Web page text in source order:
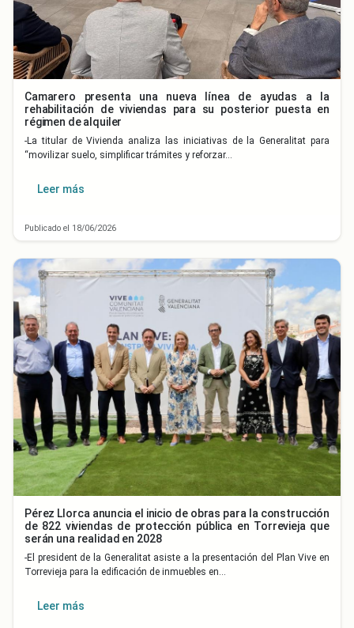
Camarero presenta una nueva línea de ayudas a la
rehabilitación de viviendas para su posterior puesta en
régimen de alquiler
-La titular de Vivienda analiza las iniciativas de la Generalitat para
“movilizar suelo, simplificar trámites y reforzar…
Leer más
Publicado el 18/06/2026
Pérez Llorca anuncia el inicio de obras para la construcción
de 822 viviendas de protección pública en Torrevieja que
serán una realidad en 2028
-El president de la Generalitat asiste a la presentación del Plan Vive en
Torrevieja para la edificación de inmuebles en…
Leer más